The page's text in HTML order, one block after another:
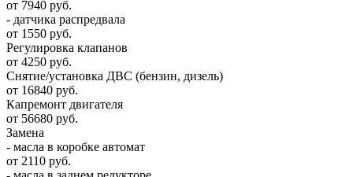
от 7940 руб.
- датчика распредвала
от 1550 руб.
Регулировка клапанов
от 4250 руб.
Снятие/установка ДВС (бензин, дизель)
от 16840 руб.
Капремонт двигателя
от 56680 руб.
Замена
- масла в коробке автомат
от 2110 руб.